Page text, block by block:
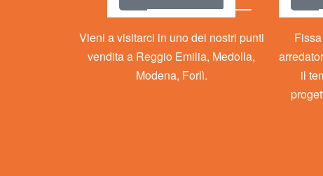
Vieni a visitarci in uno dei nostri punti
vendita a Reggio Emilia, Medolla,
Modena, Forlì.
il